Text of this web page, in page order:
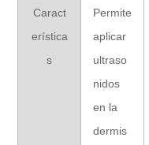
Caract
erística
s
Permite
aplicar
ultraso
nidos
en la
dermis